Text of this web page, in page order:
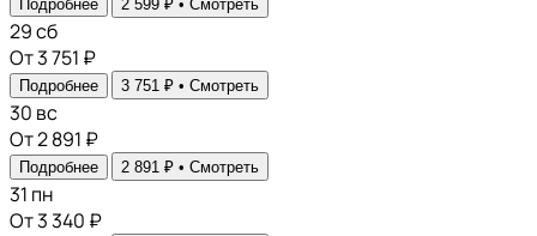
Подробнее 2 599 ₽ • Смотреть
29сб
От 3 751 ₽
Подробнее 3 751 ₽ • Смотреть
30 вс
От 2 891 ₽
Подробнее 2 891 ₽ • Смотреть
31 пн
От 3 340 ₽